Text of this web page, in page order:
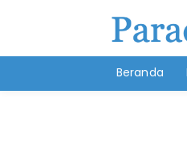
Beranda